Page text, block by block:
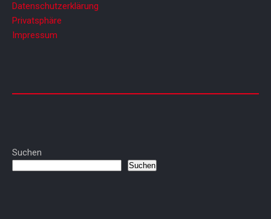
Datenschutzerklärung
Privatsphäre
Impressum
Suchen
Suchen